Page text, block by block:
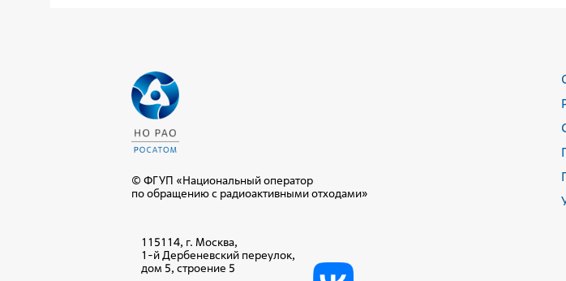
© ФГУП «Национальный оператор
по обращению с радиоактивными отходами»
115114, г. Москва,
1-й Дербеневский переулок,
дом 5, строение 5